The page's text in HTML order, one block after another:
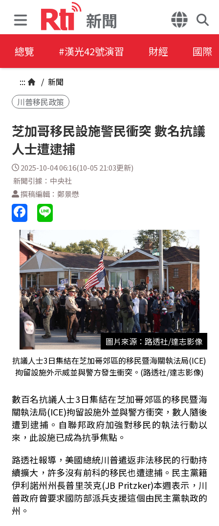
新聞
總覽 #漢光42號演習 財經 國際
::: / 新聞
川普移民政策
芝加哥移民設施警民衝突 數名抗議
人士遭逮捕
2025-10-04 06:16(10-05 21:03更新)
新聞引據：中央社
撰稿編輯：鄭景懋
圖片來源：路透社/達志影像
抗議人士3日集結在芝加哥郊區的移民暨海關執法局(ICE)
拘留設施外示威並與警方發生衝突。(路透社/達志影像)
數百名抗議人士3日集結在芝加哥郊區的移民暨海
關執法局(ICE)拘留設施外並與警方衝突，數人隨後
遭到逮捕。自聯邦政府加強對移民的執法行動以
來，此設施已成為抗爭焦點。
路透社報導，美國總統川普遣返非法移民的行動持
續擴大，許多沒有前科的移民也遭逮捕。民主黨籍
伊利諾州州長普里茨克(JB Pritzker)本週表示，川
普政府曾要求國防部派兵支援這個由民主黨執政的
州。